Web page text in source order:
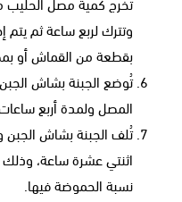
وتترك لربع ساعة ثم
بقطعة من القماش أو
تُوضع الجبنة بشاش
المصل ولمدة أربع
تُلف الجبنة بشاش الجبن
اثنتي عشرة ساعة، وذلك
نسبة الحموضة فيها.